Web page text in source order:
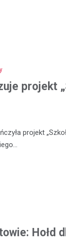
projekt
projekt
Hołd